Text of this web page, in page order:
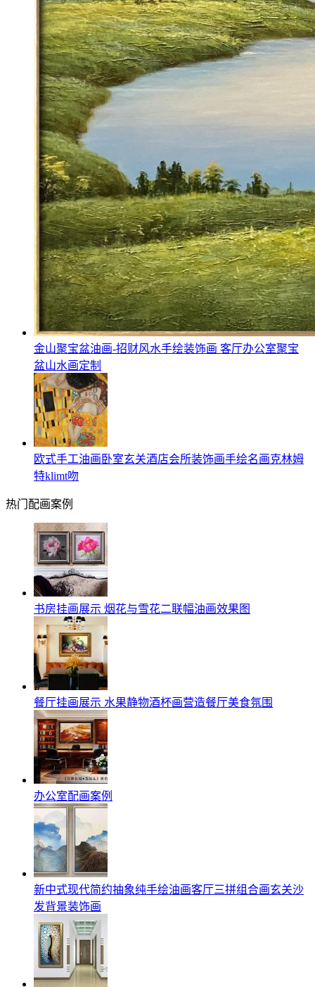
金山聚宝盆油画-招财风水手绘装饰画 客厅办公室聚宝
盆山水画定制
欧式手工油画卧室玄关酒店会所装饰画手绘名画克林姆
特klimt吻
热门配画案例
书房挂画展示 烟花与雪花二联幅油画效果图
餐厅挂画展示 水果静物酒杯画营造餐厅美食氛围
办公室配画案例
新中式现代简约抽象纯手绘油画客厅三拼组合画玄关沙
发背景装饰画